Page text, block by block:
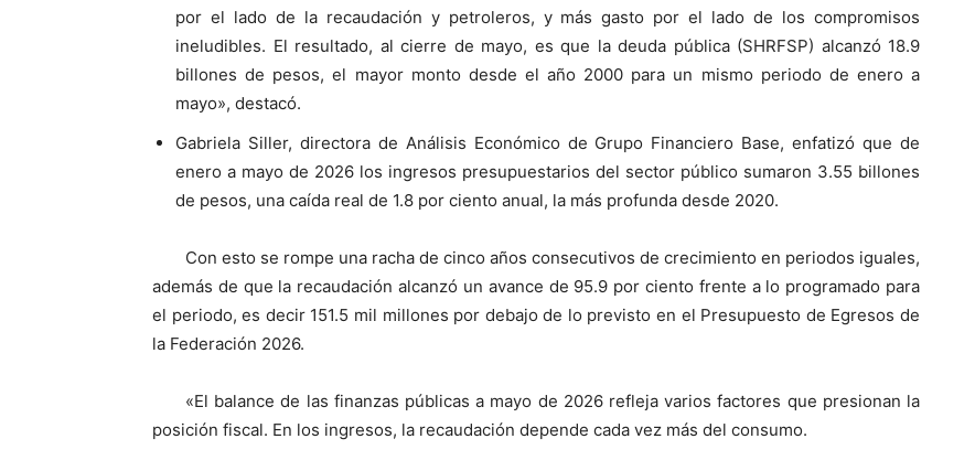
por el lado de la recaudación y petroleros, y más gasto por el lado de los compromisos
ineludibles. El resultado, al cierre de mayo, es que la deuda pública (SHRFSP) alcanzó 18.9
billones de pesos, el mayor monto desde el año 2000 para un mismo periodo de enero a
mayo», destacó.
Gabriela Siller, directora de Análisis Económico de Grupo Financiero Base, enfatizó que de
enero a mayo de 2026 los ingresos presupuestarios del sector público sumaron 3.55 billones
de pesos, una caída real de 1.8 por ciento anual, la más profunda desde 2020.
Con esto se rompe una racha de cinco años consecutivos de crecimiento en periodos iguales,
además de que la recaudación alcanzó un avance de 95.9 por ciento frente a lo programado para
el periodo, es decir 151.5 mil millones por debajo de lo previsto en el Presupuesto de Egresos de
la Federación 2026.
«El balance de las finanzas públicas a mayo de 2026 refleja varios factores que presionan la
posición fiscal. En los ingresos, la recaudación depende cada vez más del consumo.